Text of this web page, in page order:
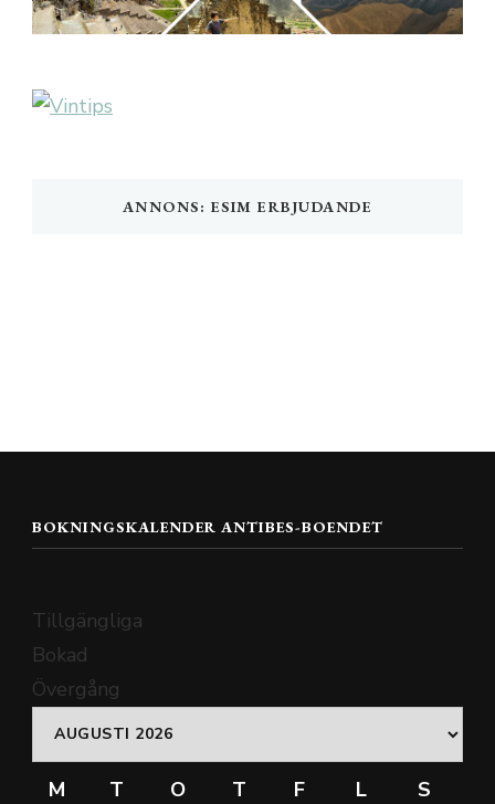
ANNONS: ESIM ERBJUDANDE
BOKNINGSKALENDER ANTIBES-BOENDET
Tillgängliga
Bokad
Övergång
M T O T F L S